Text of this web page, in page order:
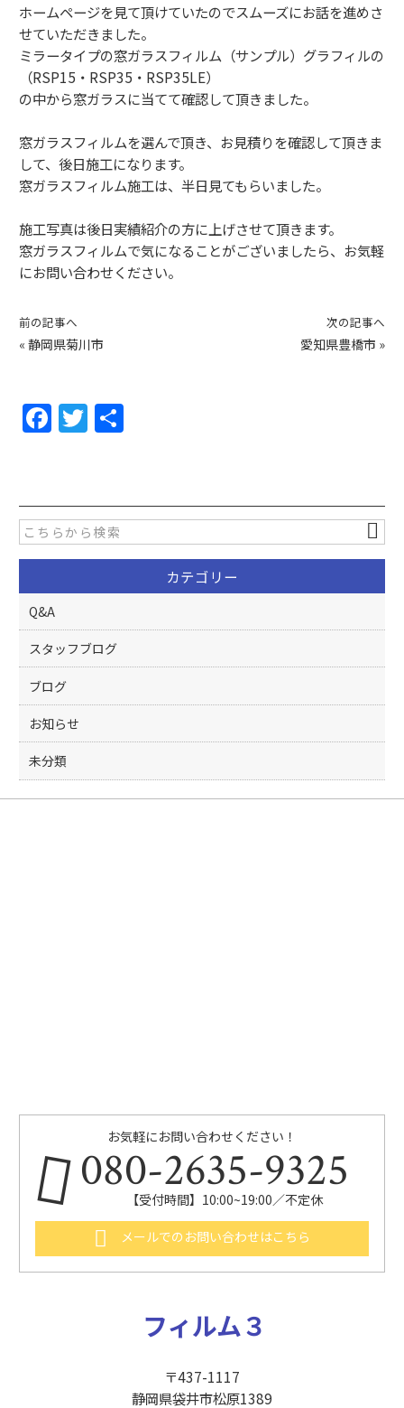
ホームページを見て頂けていたのでスムーズにお話を進めさ
せていただきました。
ミラータイプの窓ガラスフィルム（サンプル）グラフィルの
（RSP15・RSP35・RSP35LE）
の中から窓ガラスに当てて確認して頂きました。
窓ガラスフィルムを選んで頂き、お見積りを確認して頂きま
して、後日施工になります。
窓ガラスフィルム施工は、半日見てもらいました。
施工写真は後日実績紹介の方に上げさせて頂きます。
窓ガラスフィルムで気になることがございましたら、お気軽
にお問い合わせください。
前の記事へ
« 静岡県菊川市
次の記事へ
愛知県豊橋市 »
F
a
e
b
o
o
k
T
w
er
カテゴリー
Q&A
スタッフブログ
ブログ
お知らせ
未分類
お気軽にお問い合わせください！
080-2635-9325
【受付時間】10:00~19:00／不定休
メールでのお問い合わせはこちら
フィルム３
〒437-1117
静岡県袋井市松原1389